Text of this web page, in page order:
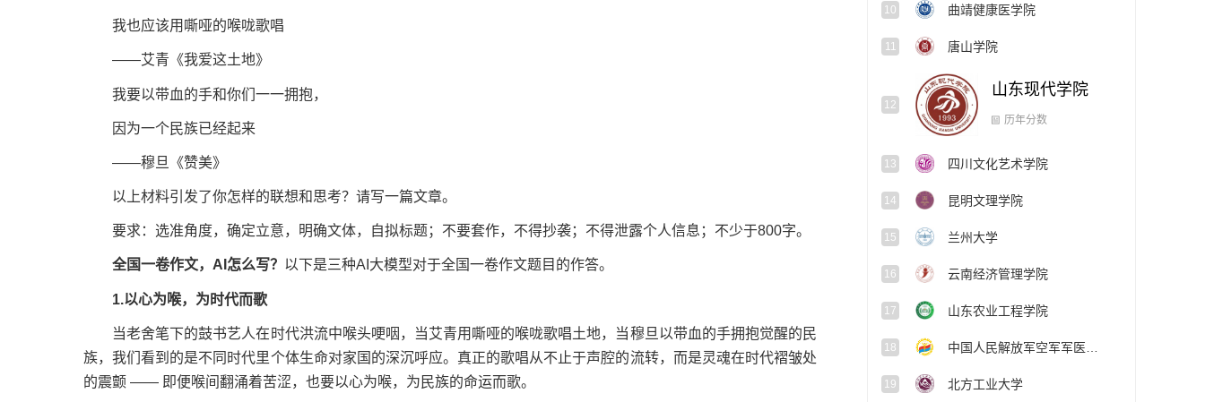
我也应该用嘶哑的喉咙歌唱
——艾青《我爱这土地》
我要以带血的手和你们一一拥抱，
因为一个民族已经起来
——穆旦《赞美》
以上材料引发了你怎样的联想和思考？请写一篇文章。
要求：选准角度，确定立意，明确文体，自拟标题；不要套作，不得抄袭；不得泄露个人信息；不少于800字。
全国一卷作文，AI怎么写？ 以下是三种AI大模型对于全国一卷作文题目的作答。
1.以心为喉，为时代而歌
当老舍笔下的鼓书艺人在时代洪流中喉头哽咽，当艾青用嘶哑的喉咙歌唱土地，当穆旦以带血的手拥抱觉醒的民
族，我们看到的是不同时代里个体生命对家国的深沉呼应。真正的歌唱从不止于声腔的流转，而是灵魂在时代褶皱处
的震颤 —— 即便喉间翻涌着苦涩，也要以心为喉，为民族的命运而歌。
10 曲靖健康医学院
11 唐山学院
山东现代学院
历年分数
14 昆明文理学院
15 兰州大学
16 云南经济管理学院
17 山东农业工程学院
18
19 北方工业大学